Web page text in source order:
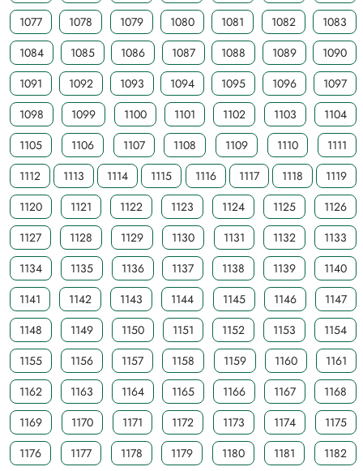
1077
1078 1079 1080 1081 1082
1083
1084
1085 1086 1087 1088 1089
1090
1091
1092 1093 1094 1095 1096
1097
1098
1099 1100 1101 1102 1103
1104
1105
1106 1107 1108 1109 1110
1111
1112
1113 1114 1115 1116 1117 1118
1119
1120
1121 1122 1123 1124 1125
1126
1127
1128 1129 1130 1131 1132
1133
1134
1135 1136 1137 1138 1139
1140
1141
1142 1143 1144 1145 1146
1147
1148
1149 1150 1151 1152 1153
1154
1155
1156 1157 1158 1159 1160
1161
1162
1163 1164 1165 1166 1167
1168
1169
1170 1171 1172 1173 1174
1175
1176
1177 1178 1179 1180 1181
1182